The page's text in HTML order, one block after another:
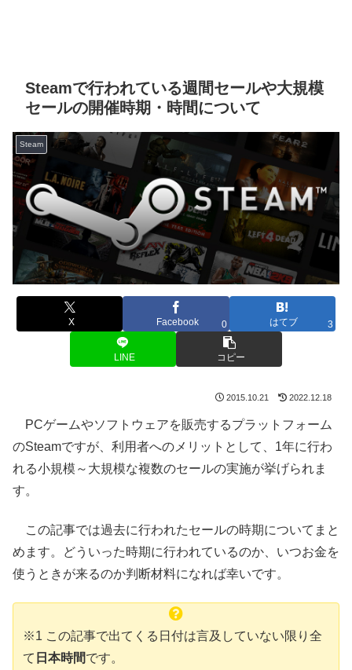
Steamで行われている週間セールや大規模
セールの開催時期・時間について
Steam
X Facebook 0 はてブ 3
LINE コピー
2015.10.21 2022.12.18
PCゲームやソフトウェアを販売するプラットフォーム
のSteamですが、利用者へのメリットとして、1年に行わ
れる小規模～大規模な複数のセールの実施が挙げられま
す。
この記事では過去に行われたセールの時期についてまと
めます。どういった時期に行われているのか、いつお金を
使うときが来るのか判断材料になれば幸いです。
※1 この記事で出てくる日付は言及していない限り全
て 日本時間です。